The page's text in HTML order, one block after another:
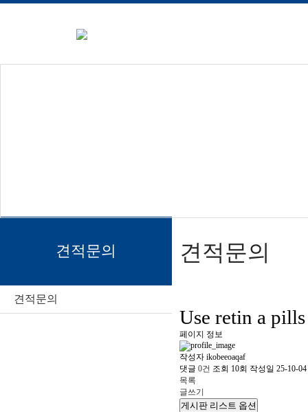
견적문의
견적문의
견적문의
Use retin a
페이지 정보
작성자 ikobeeoaqaf
댓글 0건 조회 10회 작성일 25-10-
목록
글쓰기
게시판 리스트 옵션